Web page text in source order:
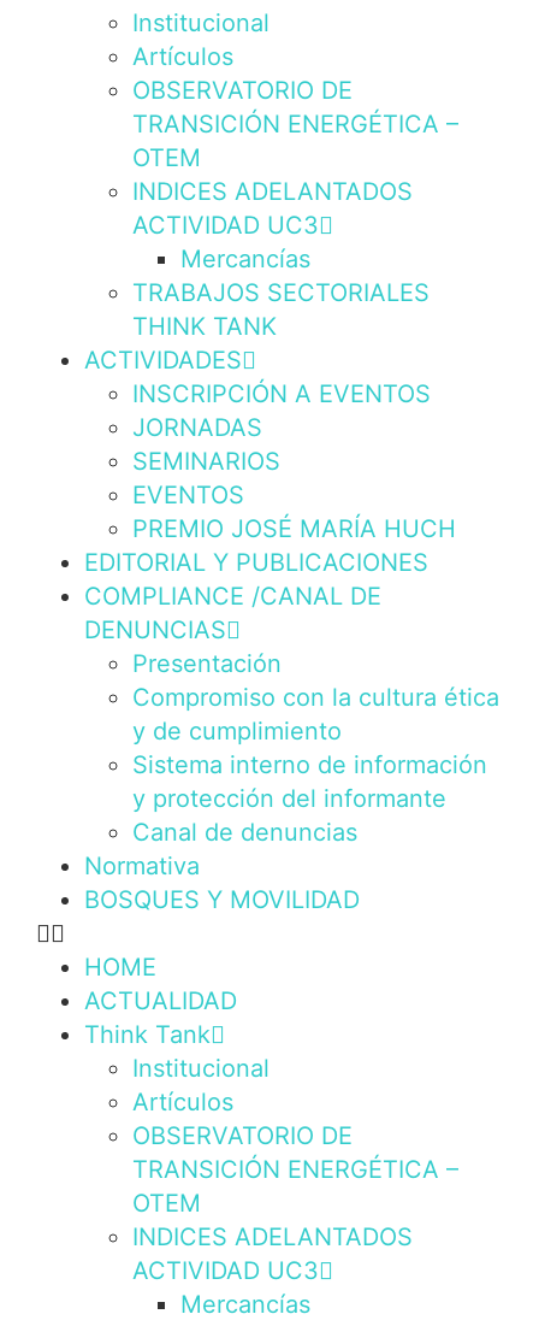
Institucional
Artículos
OBSERVATORIO DE
TRANSICIÓN ENERGÉTICA –
OTEM
INDICES ADELANTADOS
ACTIVIDAD UC3
Mercancías
TRABAJOS SECTORIALES
THINK TANK
ACTIVIDADES
INSCRIPCIÓN A EVENTOS
JORNADAS
SEMINARIOS
EVENTOS
PREMIO JOSÉ MARÍA HUCH
EDITORIAL Y PUBLICACIONES
COMPLIANCE /CANAL DE
DENUNCIAS
Presentación
Compromiso con la cultura ética
y de cumplimiento
Sistema interno de información
y protección del informante
Canal de denuncias
Normativa
BOSQUES Y MOVILIDAD
HOME
ACTUALIDAD
Think Tank
Institucional
Artículos
OBSERVATORIO DE
TRANSICIÓN ENERGÉTICA –
OTEM
INDICES ADELANTADOS
ACTIVIDAD UC3
Mercancías